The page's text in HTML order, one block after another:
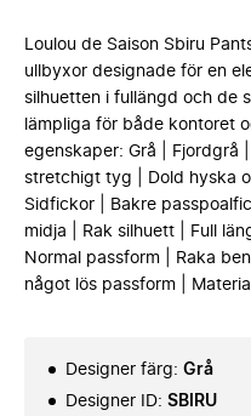
Loulou de Saison Sbiru
ullbyxor designade för en
silhuetten i fullängd och de
lämpliga för både kontoret
egenskaper: Grå | Fjordgrå
stretchigt tyg | Dold hyska
Sidfickor | Bakre
midja | Rak silhuett | Full
Normal passform | Raka
något lös passform |
Designer färg: Grå
Designer ID: SBIRU